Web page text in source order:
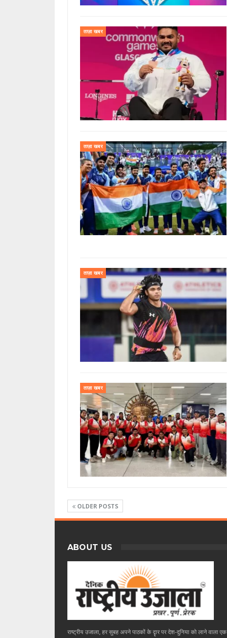
ताज़ा खबर
ताज़ा खबर
ताज़ा खबर
ताज़ा खबर
OLDER POSTS
ABOUT US
राष्ट्रीय उजाला, हर सुबह अपने पाठकों के दॄार पर देश-दुनिया को लाने वाला एक